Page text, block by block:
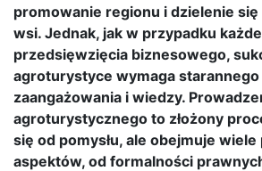
promowanie regionu i dzielenie się
wsi. Jednak, jak w przypadku
przedsięwzięcia biznesowego,
agroturystyce wymaga starannego
zaangażowania i wiedzy.
agroturystycznego to złożony
się od pomysłu, ale obejmuje
aspektów, od formalności